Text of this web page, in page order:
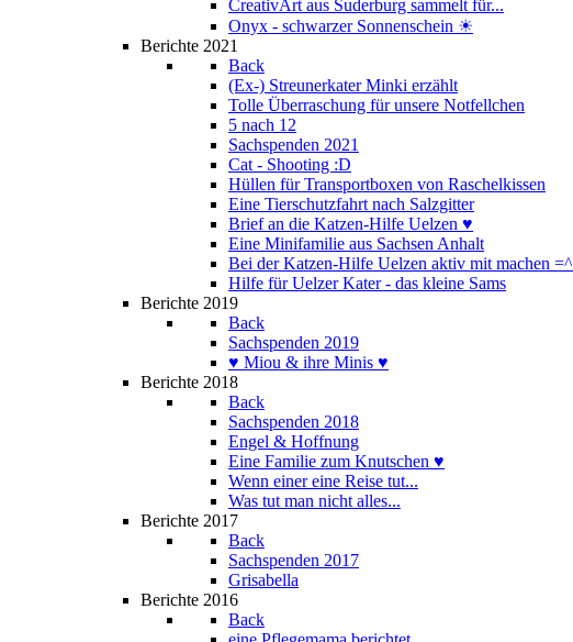
CreativArt aus Suderburg sammelt für...
Onyx - schwarzer Sonnenschein ☀
Berichte 2021
Back
(Ex-) Streunerkater Minki erzählt
Tolle Überraschung für unsere Notfellchen
5 nach 12
Sachspenden 2021
Cat - Shooting :D
Hüllen für Transportboxen von Raschelkissen
Eine Tierschutzfahrt nach Salzgitter
Brief an die Katzen-Hilfe Uelzen ♥
Eine Minifamilie aus Sachsen Anhalt
Bei der Katzen-Hilfe Uelzen aktiv mit machen
Hilfe für Uelzer Kater - das kleine Sams
Berichte 2019
Back
Sachspenden 2019
♥ Miou & ihre Minis ♥
Berichte 2018
Back
Sachspenden 2018
Engel & Hoffnung
Eine Familie zum Knutschen ♥
Wenn einer eine Reise tut...
Was tut man nicht alles...
Berichte 2017
Back
Sachspenden 2017
Grisabella
Berichte 2016
Back